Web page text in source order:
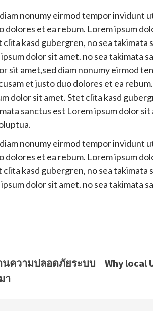
nonumy eirmod tempor invidunt
dolores et ea rebum. Lorem ipsum
kasd gubergren, no sea
dolor sit amet. no sea takimata
sit amet,sed diam nonumy eirmod
et justo duo dolores et ea
dolor sit amet. Stet clita kasd
sanctus est Lorem ipsum dolor
nonumy eirmod tempor invidunt
dolores et ea rebum. Lorem ipsum
kasd gubergren, no sea
dolor sit amet. no sea takimata
นความปลอดภัยระบบ
า
Why local